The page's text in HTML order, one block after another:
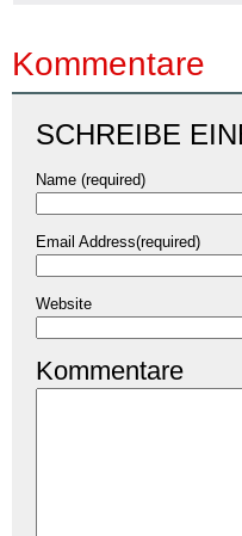
Kommentare
SCHREIBE
Name (required)
Email Address(required)
Website
Kommentare